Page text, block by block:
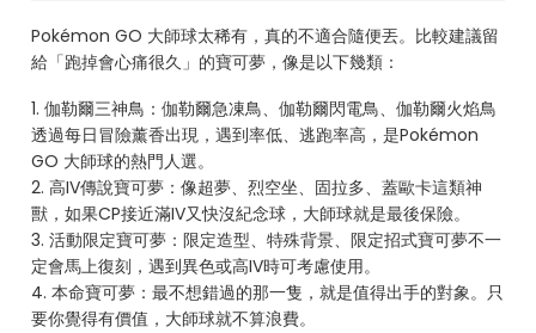
Pokémon GO 大師球太稀有，真的不適合隨便丟。比較建議留
給「跑掉會心痛很久」的寶可夢，像是以下幾類：
1. 伽勒爾三神鳥：伽勒爾急凍鳥、伽勒爾閃電鳥、伽勒爾火焰鳥
透過每日冒險薰香出現，遇到率低、逃跑率高，是Pokémon
GO 大師球的熱門人選。
2. 高IV傳說寶可夢：像超夢、烈空坐、固拉多、蓋歐卡這類神
獸，如果CP接近滿IV又快沒紀念球，大師球就是最後保險。
3. 活動限定寶可夢：限定造型、特殊背景、限定招式寶可夢不一
定會馬上復刻，遇到異色或高IV時可考慮使用。
4. 本命寶可夢：最不想錯過的那一隻，就是值得出手的對象。只
要你覺得有價值，大師球就不算浪費。